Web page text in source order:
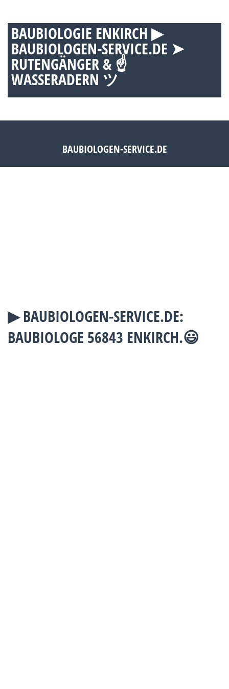
BAUBIOLOGIE ENKIRCH ▶︎
BAUBIOLOGEN-SERVICE.DE ➤
RUTENGÄNGER & ☝
WASSERADERN ツ
BAUBIOLOGEN-SERVICE.DE
▶︎ BAUBIOLOGEN-SERVICE.DE:
BAUBIOLOGE 56843 ENKIRCH.😃